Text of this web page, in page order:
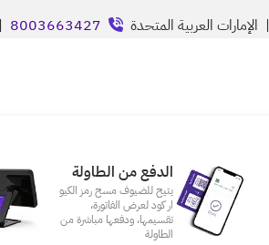
| الإمارات العربية المتحدة 8003663427
الدفع من الطاولة
يتيح للضيوف مسح رمز الكيو
ار كود لعرض الفاتورة،
تقسيمها، ودفعها مباشرة من
الطاولة